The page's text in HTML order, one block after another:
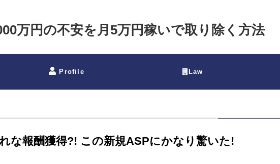
万円の不安を月5万円稼いで取り除く方法
Profile Law
な報酬獲得?! この新規ASPにかなり驚いた!